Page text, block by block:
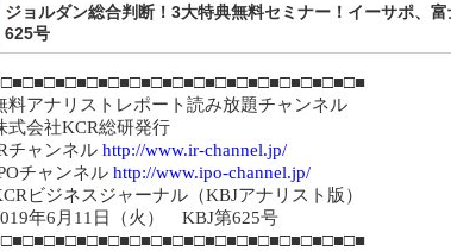
ジョルダン総合判断！3大特典無料セミナー！イーサポ、
625号
料アナリストレポート読み放題チャンネル
式会社KCR総研発行
チャンネル http://www.ir-channel.jp/
チャンネル http://www.ipo-channel.jp/
ビジネスジャーナル（KBJアナリスト版）
年6月11日（火） KBJ第625号